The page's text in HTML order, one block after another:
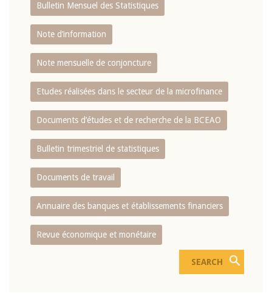
Bulletin Mensuel des Statistiques
Note d’information
Note mensuelle de conjoncture
Etudes réalisées dans le secteur de la microfinance
Documents d’études et de recherche de la BCEAO
Bulletin trimestriel de statistiques
Documents de travail
Annuaire des banques et établissements financiers
Revue économique et monétaire